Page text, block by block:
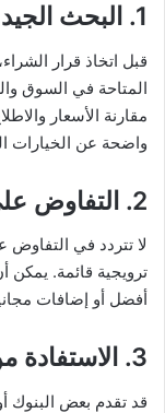
1. البحث الجيد والتحضير المسبق
قبل اتخاذ قرار
المتاحة في السوق
مقارنة الأسعار
واضحة عن الخيارات
2. التفاوض على السعر
لا تتردد في
ترويجية قائمة.
أفضل أو إضافات
3. الاستفادة من العروض الخاصة
قد تقدم بعض البنوك